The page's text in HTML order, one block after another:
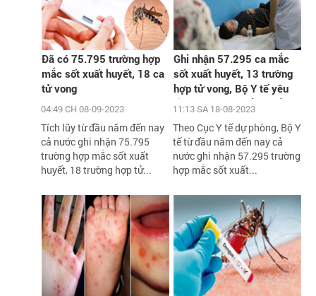
Đã có 75.795 trường hợp
mắc sốt xuất huyết, 18 ca
tử vong
04:49 CH 08-09-2023
Tích lũy từ đầu năm đến nay
cả nước ghi nhận 75.795
trường hợp mắc sốt xuất
huyết, 18 trường hợp tử...
Ghi nhận 57.295 ca mắc
sốt xuất huyết, 13 trường
hợp tử vong, Bộ Y tế yêu
cầu xử lý triệt để các ổ
11:13 SA 18-08-2023
Theo Cục Y tế dự phòng, Bộ Y
tế từ đầu năm đến nay cả
nước ghi nhận 57.295 trường
hợp mắc sốt xuất...